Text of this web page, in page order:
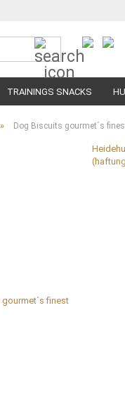
Suche...
TRAININGS SNACKS
» Dog Biscuits gourmet´s